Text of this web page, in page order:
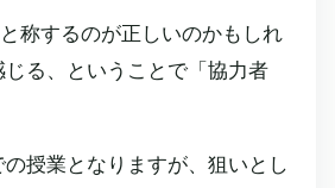
称するのが正しいのかもしれ
る、ということで「協力者
授業となりますが、狙いとし